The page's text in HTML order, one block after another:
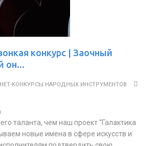
конкурс | Заочный
он...
КОНКУРСЫ НАРОДНЫХ ИНСТРУМЕНТОВ
таланта, чем наш проект “Галактика
новые имена в сфере искусств и